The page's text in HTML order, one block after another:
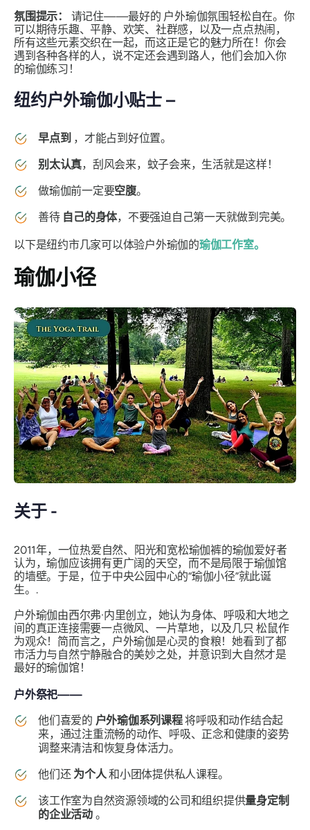
氛围提示： 请记住——最好的 户外瑜伽氛围轻松自在。你
可以期待乐趣、平静、欢笑、社群感，以及一点点热闹，
所有这些元素交织在一起，而这正是它的魅力所在！你会
遇到各种各样的人，说不定还会遇到路人，他们会加入你
的瑜伽练习！
纽约户外瑜伽小贴士 –
早点到 ，才能占到好位置。
别太认真，刮风会来，蚊子会来，生活就是这样！
做瑜伽前一定要空腹。
善待 自己的身体，不要强迫自己第一天就做到完美。
以下是纽约市几家可以体验户外瑜伽的瑜伽工作室。
瑜伽小径
关于 -
2011年，一位热爱自然、阳光和宽松瑜伽裤的瑜伽爱好者
认为，瑜伽应该拥有更广阔的天空，而不是局限于瑜伽馆
的墙壁。于是，位于中央公园中心的“瑜伽小径”就此诞
生。.
户外瑜伽由西尔弗·内里创立，她认为身体、呼吸和大地之
间的真正连接需要一点微风、一片草地，以及几只松鼠作
为观众！简而言之，户外瑜伽是心灵的食粮！她看到了都
市活力与自然宁静融合的美妙之处，并意识到大自然才是
最好的瑜伽馆！
户外祭祀——
他们喜爱的 户外瑜伽系列课程将呼吸和动作结合起
来，通过注重流畅的动作、呼吸、正念和健康的姿势
调整来清洁和恢复身体活力。
他们还 为个人和小团体提供私人课程。
该工作室为自然资源领域的公司和组织提供量身定制
的企业活动 。